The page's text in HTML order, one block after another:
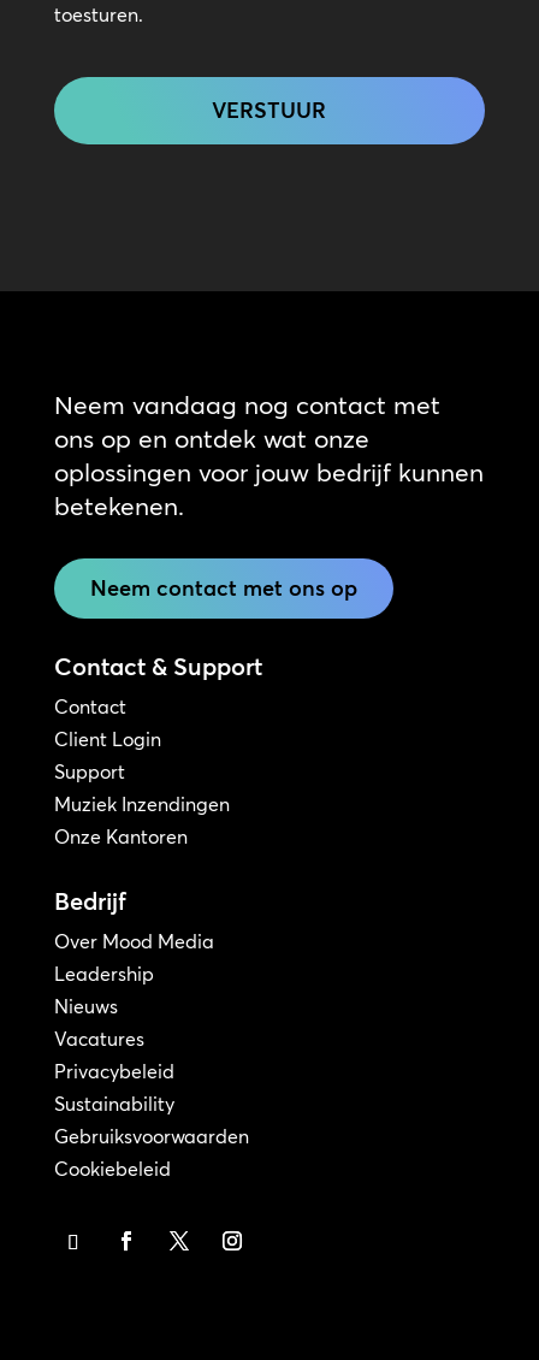
toesturen.
Neem vandaag nog contact met
ons op en ontdek wat onze
oplossingen voor jouw bedrijf kunnen
betekenen.
Neem contact met ons op
Contact & Support
Contact
Client Login
Support
Muziek Inzendingen
Onze Kantoren
Bedrijf
Over Mood Media
Leadership
Nieuws
Vacatures
Privacybeleid
Sustainability
Gebruiksvoorwaarden
Cookiebeleid